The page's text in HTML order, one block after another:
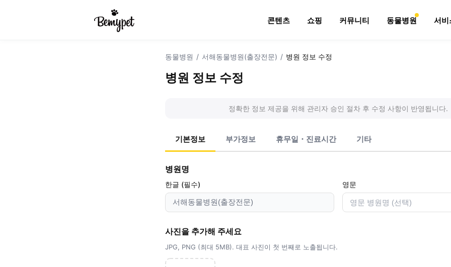
콘텐츠 쇼핑 커뮤니티 동물병원 서비
동물병원 / 서해동물병원(출장전문) / 병원 정보 수정
병원 정보 수정
정확한 정보 제공을 위해 관리자 승인 절차 후 수정 사항이 반영됩니다.
기본정보 부가정보 휴무일・진료시간 기타
병원명
한글 (필수) 영문
사진을 추가해 주세요
JPG, PNG (최대 5MB). 대표 사진이 첫 번째로 노출됩니다.